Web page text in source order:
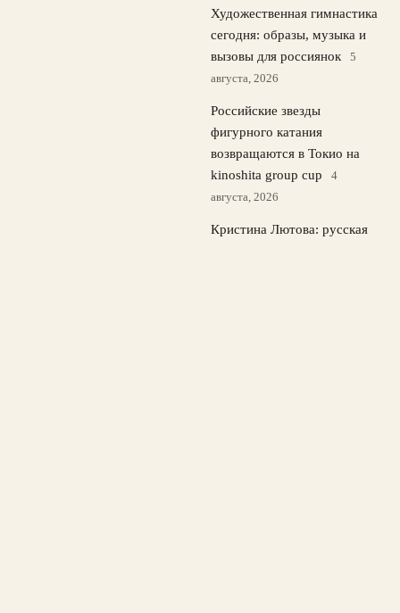
Художественная гимнастика
сегодня: образы, музыка и
вызовы для россиянок
5
августа, 2026
Российские звезды
фигурного катания
возвращаются в Токио на
kinoshita group cup
4
августа, 2026
Кристина Лютова: русская